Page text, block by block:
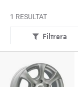
1 RESULTAT
Filtrera